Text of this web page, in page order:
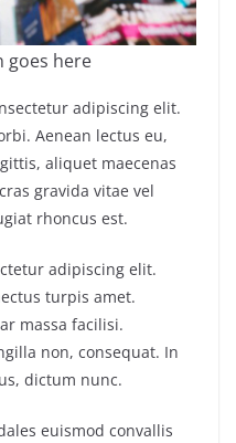
goes here
adipiscing elit.
Aenean lectus eu,
aliquet maecenas
gravida vitae vel
rhoncus est.
adipiscing elit.
turpis amet.
massa facilisi.
non, consequat. In
dictum nunc.
euismod convallis